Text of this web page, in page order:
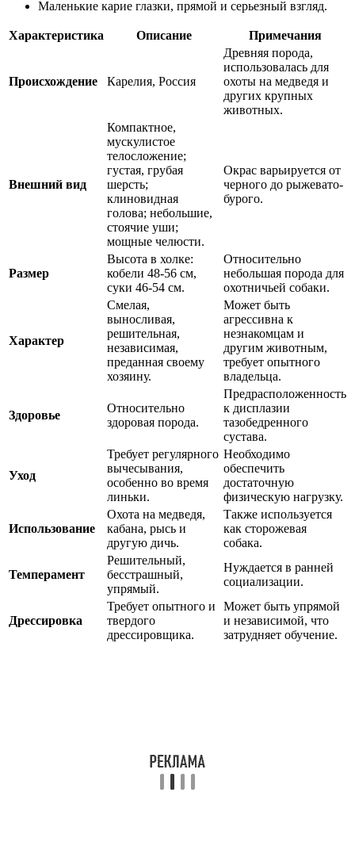
Маленькие карие глазки, прямой и серьезный взгляд.
Характеристика Описание Примечания
Происхождение Карелия, Россия
Древняя порода,
использовалась для
охоты на медведя и
других крупных
животных.
Внешний вид
Компактное,
мускулистое
телосложение;
густая, грубая
шерсть;
клиновидная
голова; небольшие,
стоячие уши;
мощные челюсти.
Окрас варьируется от
черного до рыжевато-
бурого.
Размер
Высота в холке:
кобели 48-56 см,
суки 46-54 см.
Относительно
небольшая порода для
охотничьей собаки.
Характер
Смелая,
выносливая,
решительная,
независимая,
преданная своему
хозяину.
Может быть
агрессивна к
незнакомцам и
другим животным,
требует опытного
владельца.
Здоровье
Относительно
здоровая порода.
Предрасположенность
к дисплазии
тазобедренного
сустава.
Уход
Требует регулярного
вычесывания,
особенно во время
линьки.
Необходимо
обеспечить
достаточную
физическую нагрузку.
Использование
Охота на медведя,
кабана, рысь и
другую дичь.
Также используется
как сторожевая
собака.
Темперамент
Решительный,
бесстрашный,
упрямый.
Нуждается в ранней
социализации.
Дрессировка
Требует опытного и
твердого
дрессировщика.
Может быть упрямой
и независимой, что
затрудняет обучение.